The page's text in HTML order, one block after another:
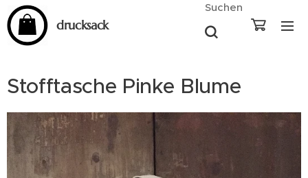
drucksack
Suchen
Stofftasche Pinke Blume